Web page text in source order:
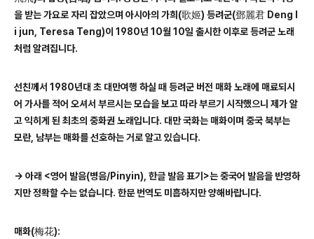
을 받는 가요로 자리 잡았으며 아시아의 가희 (歌姬) 등려군(鄧麗君 Deng l
i jun, Teresa Teng)이 1980년 10월 10일 출시한 이후로 등려군 노래
처럼 알려집니다.
선친께서 1980년대 초 대만여행 하실 때 등려군 버전 매화 노래에 매료되시
어 가사를 적어 오셔서 부르시는 모습을 보고 따라 부르기 시작했으니 제가 알
고 익히게 된 최초의 중화권 노래입니다. 대만 국화는 매화이며 중국 북부는
모란, 남부는 매화를 선호하는 거로 알고 있습니다.
→ 아래 <영어 발음(병음/Pinyin), 한글 발음 표기 >는 중국어 발음을 반영하
지만 정확할 수는 없습니다. 한문 번역도 미흡하지만 양해바랍니다.
매화(梅花):